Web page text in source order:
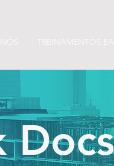
TREINAMENTOS EAD